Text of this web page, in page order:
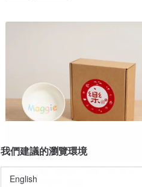
(08月31日出貨) 禮物
我們建議的瀏覽環境